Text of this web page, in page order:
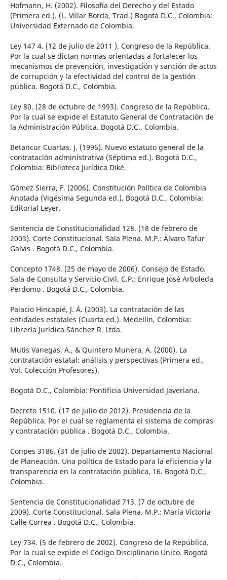
Hofmann, H. (2002). Filosofía del Derecho y del Estado
(Primera ed.). (L. Villar Borda, Trad.) Bogotá D.C., Colombia:
Universidad Externado de Colombia.
Ley 147 4. (12 de julio de 2011 ). Congreso de la República.
Por la cual se dictan normas orientadas a fortalecer los
mecanismos de prevención, investigación y sanción de actos
de corrupción y la efectividad del control de la gestión
pública. Bogotá D.C., Colombia.
Ley 80. (28 de octubre de 1993). Congreso de la República.
Por la cual se expide el Estatuto General de Contratación de
la Administración Pública. Bogotá D.C., Colombia.
Betancur Cuartas, J. (1996). Nuevo estatuto general de la
contratación administrativa (Séptima ed.). Bogotá D.C.,
Colombia: Biblioteca Jurídica Diké.
Gómez Sierra, F. (2006). Constitución Política de Colombia
Anotada (Vigésima Segunda ed.). Bogotá D.C., Colombia:
Editorial Leyer.
Sentencia de Constitucionalidad 128. (18 de febrero de
2003). Corte Constitucional. Sala Plena. M.P.: Álvaro Tafur
Galvis . Bogotá D.C., Colombia.
Concepto 1748. (25 de mayo de 2006). Consejo de Estado.
Sala de Consulta y Servicio Civil. C.P.: Enrique José Arboleda
Perdomo . Bogotá D.C., Colombia.
Palacio Hincapié, J. Á. (2003). La contratación de las
entidades estatales (Cuarta ed.). Medellín, Colombia:
Librería Jurídica Sánchez R. Ltda.
Mutis Vanegas, A., & Quintero Munera, A. (2000). La
contratación estatal: análisis y perspectivas (Primera ed.,
Vol. Colección Profesores).
Bogotá D.C., Colombia: Pontificia Universidad Javeriana.
Decreto 1510. (17 de julio de 2012). Presidencia de la
República. Por el cual se reglamenta el sistema de compras
y contratación pública . Bogotá D.C., Colombia.
Conpes 3186. (31 de julio de 2002). Departamento Nacional
de Planeación. Una política de Estado para la eficiencia y la
transparencia en la contratación pública, 16. Bogotá D.C.,
Colombia.
Sentencia de Constitucionalidad 713. (7 de octubre de
2009). Corte Constitucional. Sala Plena. M.P.: María Víctoria
Calle Correa . Bogotá D.C., Colombia.
Ley 734. (5 de febrero de 2002). Congreso de la República.
Por la cual se expide el Código Disciplinario Unico. Bogotá
D.C., Colombia.